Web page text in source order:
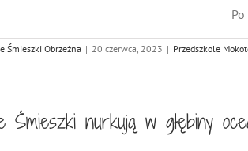
Śmieszki Obrzeżna | 20 czerwca, 2023 | Przedszkole
Śmieszki nurkują w głębiny